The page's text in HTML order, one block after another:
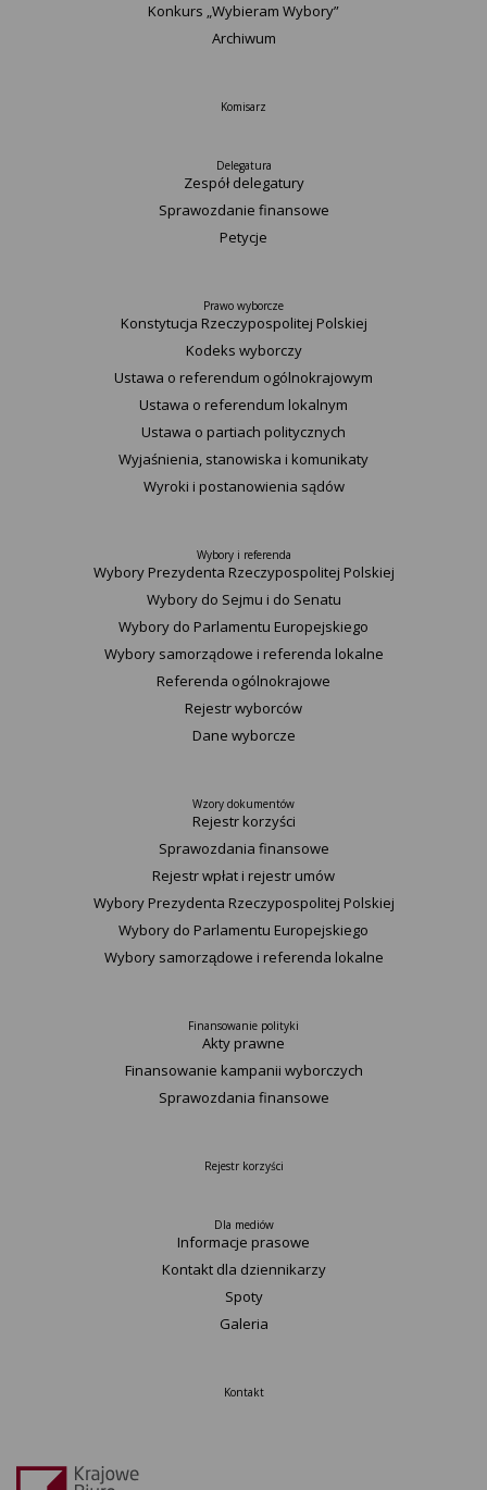
Konkurs „Wybieram Wybory”
Archiwum
Komisarz
Delegatura
Zespół delegatury
Sprawozdanie finansowe
Petycje
Prawo wyborcze
Konstytucja Rzeczypospolitej Polskiej​
Kodeks wyborczy
Ustawa o referendum ogólnokrajowym
Ustawa o referendum lokalnym
Ustawa o partiach politycznych
Wyjaśnienia, stanowiska i komunikaty
Wyroki i postanowienia sądów
Wybory i referenda
Wybory Prezydenta Rzeczypospolitej Polskiej
Wybory do Sejmu i do Senatu
Wybory do Parlamentu Europejskiego
Wybory samorządowe i referenda lokalne
Referenda ogólnokrajowe
Rejestr wyborców
Dane wyborcze
Wzory dokumentów
Rejestr korzyści
Sprawozdania finansowe
Rejestr wpłat i rejestr umów
Wybory Prezydenta Rzeczypospolitej Polskiej
Wybory do Parlamentu Europejskiego
Wybory samorządowe i referenda lokalne
Finansowanie polityki
Akty prawne
Finansowanie kampanii wyborczych
Sprawozdania finansowe
Rejestr korzyści
Dla mediów
Informacje prasowe
Kontakt dla dziennikarzy
Spoty
Galeria
Kontakt